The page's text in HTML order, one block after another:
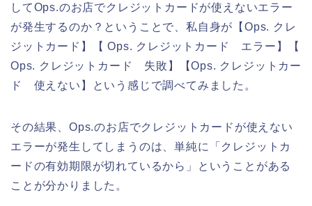
してOps.のお店でクレジットカードが使えないエラー
が発生するのか？ということで、私自身が【Ops. クレ
ジットカード】【 Ops. クレジットカード エラー】【
Ops. クレジットカード 失敗】【Ops. クレジットカー
ド 使えない】という感じで調べてみました。
その結果、Ops.のお店でクレジットカードが使えない
エラーが発生してしまうのは、単純に「クレジットカ
ードの有効期限が切れているから」ということがある
ことが分かりました。